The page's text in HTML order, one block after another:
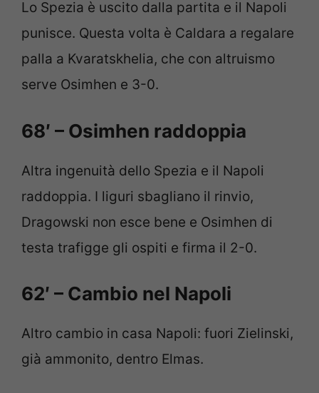
Lo Spezia è uscito dalla partita e il Napoli
punisce. Questa volta è Caldara a regalare
palla a Kvaratskhelia, che con altruismo
serve Osimhen e 3-0.
68′ – Osimhen raddoppia
Altra ingenuità dello Spezia e il Napoli
raddoppia. I liguri sbagliano il rinvio,
Dragowski non esce bene e Osimhen di
testa trafigge gli ospiti e firma il 2-0.
62′ – Cambio nel Napoli
Altro cambio in casa Napoli: fuori Zielinski,
già ammonito, dentro Elmas.